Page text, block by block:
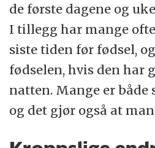
de første dagene og
I tillegg har mange
siste tiden før fødsel,
fødselen, hvis den har
natten. Mange er
og det gjør også at